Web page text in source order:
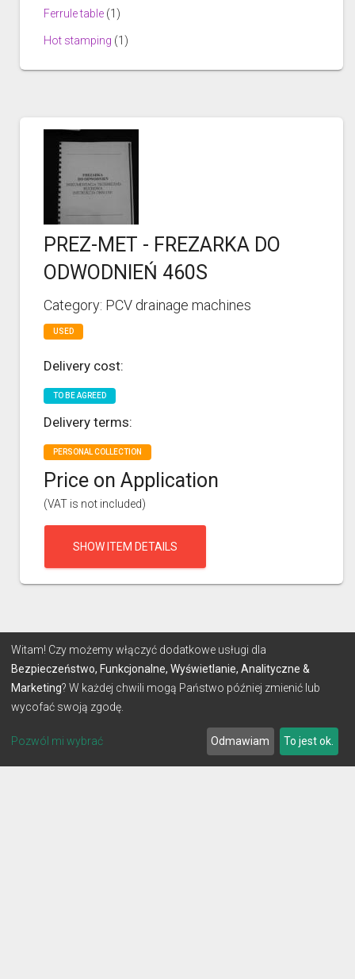
Ferrule table (1)
Hot stamping (1)
PREZ-MET - FREZARKA DO
ODWODNIEŃ 460S
Category: PCV drainage machines
USED
Delivery cost:
TO BE AGREED
Delivery terms:
PERSONAL COLLECTION
Price on Application
(VAT is not included)
SHOW ITEM DETAILS
Witam! Czy możemy włączyć dodatkowe usługi dla
Bezpieczeństwo, Funkcjonalne, Wyświetlanie, Analityczne &
Marketing? W każdej chwili mogą Państwo później zmienić lub
wycofać swoją zgodę.
Pozwól mi wybrać Odmawiam To jest ok.